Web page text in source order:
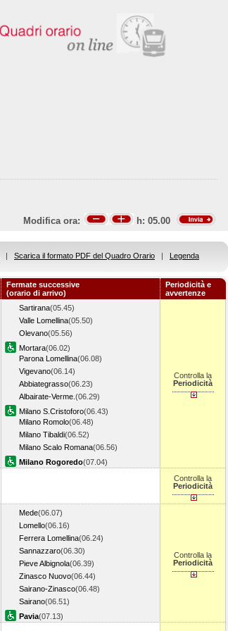
Modifica ora: h: 05.00
| Scarica il formato PDF del Quadro Orario | Legenda
Fermate successive
(orario di arrivo)
Periodicità e
avvertenze
Sartirana(05.45)
Valle Lomellina(05.50)
Olevano(05.56)
Mortara(06.02)
Parona Lomellina(06.08)
Vigevano(06.14)
Abbiategrasso(06.23)
Albairate-Verme. (06.29)
Milano S.Cristoforo(06.43)
Milano Romolo(06.48)
Milano Tibaldi(06.52)
Milano Scalo Romana(06.56)
Milano Rogoredo(07.04)
Controlla la
Periodicità
Controlla la
Periodicità
Mede(06.07)
Lomello(06.16)
Ferrera Lomellina(06.24)
Sannazzaro(06.30)
Pieve Albignola(06.39)
Zinasco Nuovo(06.44)
Sairano-Zinasco(06.48)
Sairano(06.51)
Pavia(07.13)
Controlla la
Periodicità